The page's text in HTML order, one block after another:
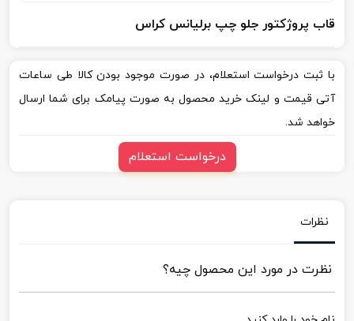
قاب پروژکتور جلو چپ برلیانس کراس
با ثبت درخواست استعلام، در صورت موجود بودن کالا طی ساعات
آتی قیمت و لینک خرید محصول به صورت پیامک برای شما ارسال
خواهد شد.
درخواست استعلام
نظرات
نظرت در مورد این محصول چیه؟